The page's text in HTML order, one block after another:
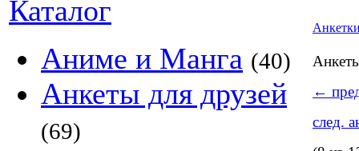
Каталог
Аниме и Манга (40)
Анкеты для друзей
(69)
←
след.